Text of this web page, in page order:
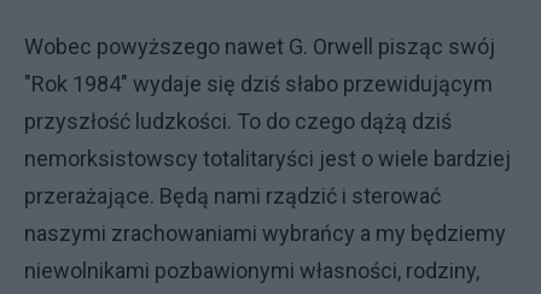
Wobec powyższego nawet G. Orwell pisząc swój
"Rok 1984" wydaje się dziś słabo przewidującym
przyszłość ludzkości. To do czego dążą dziś
nemorksistowscy totalitaryści jest o wiele bardziej
przerażające. Będą nami rządzić i sterować
naszymi zrachowaniami wybrańcy a my będziemy
niewolnikami pozbawionymi własności, rodziny,